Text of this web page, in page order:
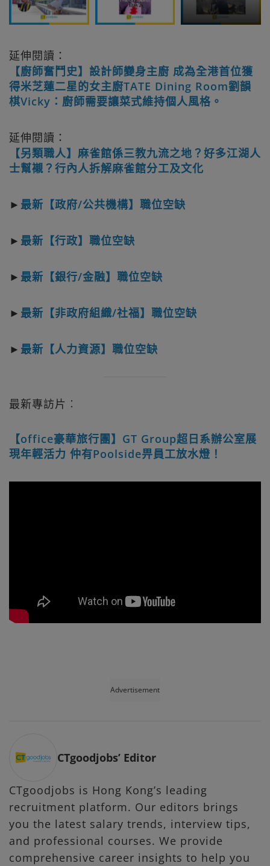
延伸閱讀：
【廚師奮鬥史】設計師變身主廚 成為全港首位獲
得米芝蓮二星的女主廚TATE Dining Room劉韻
棋Vicky：廚師需要讓菜式維持個人風格。
延伸閱讀：
【另類職人】麻雀館係三教九流之地？好多江湖人
士幫襯？行內人拆解麻雀館分工及文化
► 最新【政府/公共機構】職位空缺
► 最新【行政】職位空缺
► 最新【銀行/金融】職位空缺
► 最新【非政府組織/社福】職位空缺
► 最新【人力資源】職位空缺
最新專訪片︰
【office豪華旅行團】GT Group超日系辦公室展
現年輕活力 仲有Poolside畀員工放水燈！
Advertisement
CTgoodjobs’ Editor
CTgoodjobs is Hong Kong’s leading
recruitment platform. Our editors brings
you the latest salary trends, interview tips,
and professional courses. We provide
comprehensive career insights to help you